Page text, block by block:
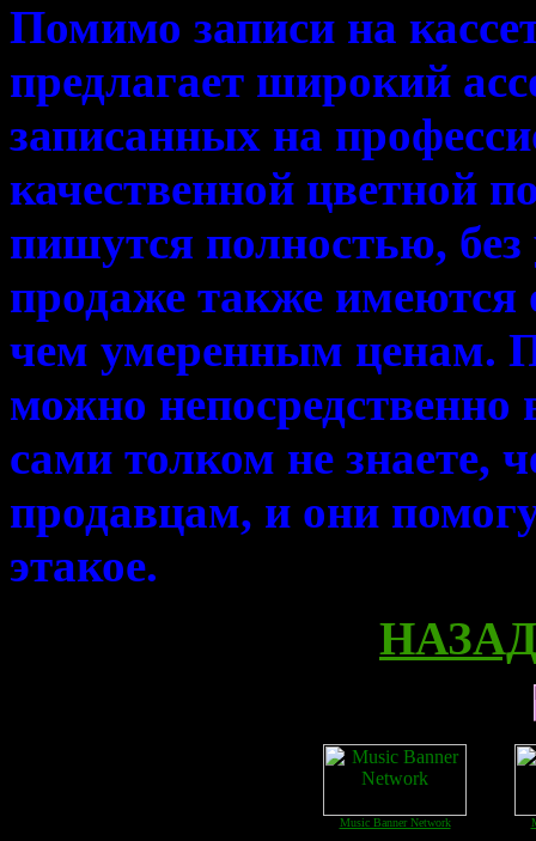
Помимо записи на
предлагает широкий
записанных на
качественной цветной
пишутся полностью,
продаже также имеются
чем умеренным ценам.
можно непосредственно
сами толком не знаете,
продавцам, и они
этакое.
НАЗАД
Music Banner Network